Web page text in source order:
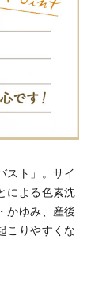
スト」。サイ
による色素沈
かゆみ、産後
こりやすくな